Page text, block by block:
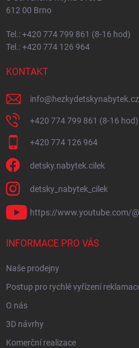
612 00 Brno
Tel.: +420 774 799 861 (8-16 hod)
Tel.: +420 774 126 964
KONTAKT
info@hezkydetskynabytek.cz
+420 774 799 861 (8-16 hod)
+420 774 126 964
detsky.nabytek.cilek
detsky_nabytek_cilek
https://www.youtube.com/
INFORMACE PRO VÁS
Naše prodejny
Postup pro rychlé vyřízení
O nás
3D návrhy
Komerční realizace